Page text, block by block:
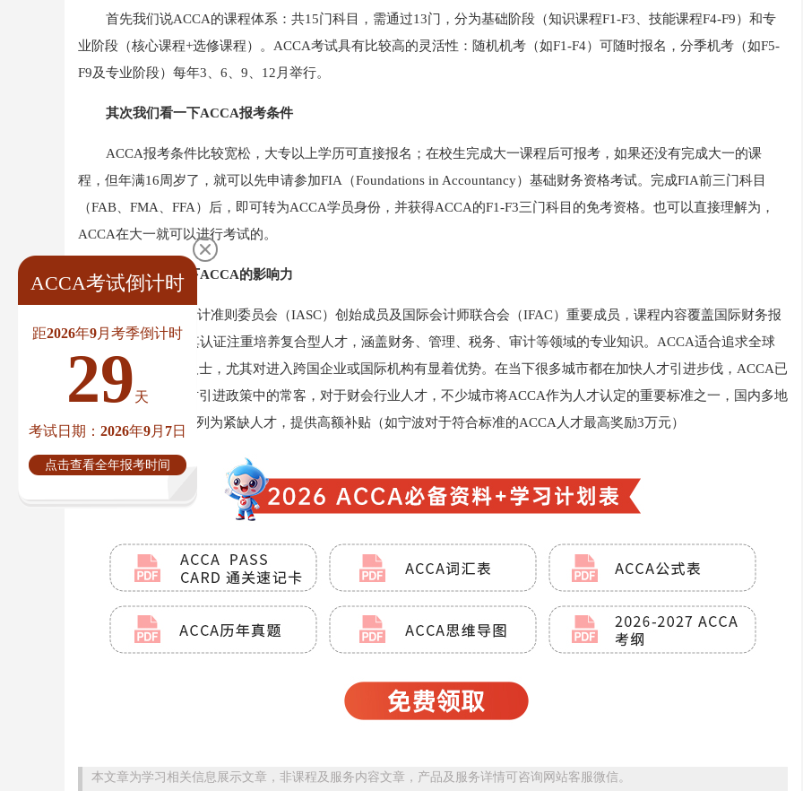
首先我们说ACCA的‌课程体系‌：共15门科目，需通过13门，分为基础阶段（知识课程F1-F3、技能课程F4-F9）和专
业阶段（核心课程+选修课程）。ACCA考试具有比较高的灵活性‌：随机机考（如F1-F4）可随时报名，分季机考（如F5-
F9及专业阶段）每年3、6、9、12月举行。
其次我们看一下ACCA报考条件‌
ACCA报考条件比较宽松，大专以上学历可直接报名；在校生完成大一课程后可报考，如果还没有完成大一的课
程，但年满16周岁了，就可以先申请参加FIA（Foundations in Accountancy）基础财务资格考试。完成FIA前三门科目
（FAB、FMA、FFA）后，即可转为ACCA学员身份，并获得ACCA的F1-F3三门科目的免考资格。也可以直接理解为，
ACCA在大一就可以进行考试的。
最后我们梳理下ACCA的影响力‌
ACCA是国际会计准则委员会（IASC）创始成员及国际会计师联合会（IFAC）重要成员，课程内容覆盖国际财务报
告准则（IFRS）。其认证注重培养复合型人才，涵盖财务、管理、税务、审计等领域的专业知识。ACCA适合追求全球
化职业发展的财务人士，尤其对进入跨国企业或国际机构有显着优势。在当下很多城市都在加快人才引进步伐，ACCA已
经成为众多城市人才引进政策中的常客，对于财会行业人才，不少城市将ACCA作为人才认定的重要标准之一，国内多地
政府将ACCA持证人列为紧缺人才，提供高额补贴（如宁波对于符合标准的ACCA人才最高奖励3万元）‌
本文章为学习相关信息展示文章，非课程及服务内容文章，产品及服务详情可咨询网站客服微信。
ACCA考试倒计时
距2026年9月考季倒计时
29天
考试日期：2026年9月7日
点击查看全年报考时间